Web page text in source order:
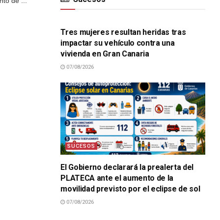
SUCESOS
Tres mujeres resultan heridas tras
impactar su vehículo contra una
vivienda en Gran Canaria
07/08/2026
SUCESOS
El Gobierno declarará la prealerta del
PLATECA ante el aumento de la
movilidad previsto por el eclipse de sol
07/08/2026